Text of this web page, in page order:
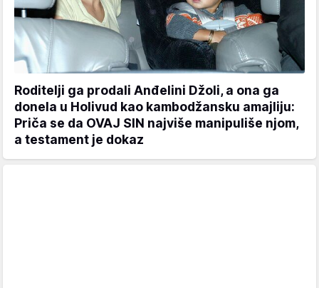
Roditelji ga prodali Anđelini Džoli, a ona ga
donela u Holivud kao kambodžansku amajliju:
Priča se da OVAJ SIN najviše manipuliše njom,
a testament je dokaz